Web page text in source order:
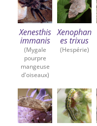
Xenesthis
immanis
(Mygale
pourpre
mangeuse
d'oiseaux)
Xenophan
es trixus
(Hespérie)